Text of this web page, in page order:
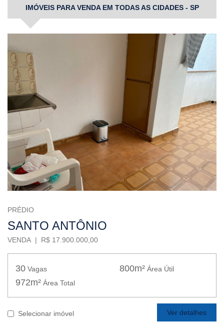
IMÓVEIS PARA VENDA EM TODAS AS CIDADES - SP
PRÉDIO
SANTO ANTÔNIO
VENDA | R$ 17.900.000,00
30 Vagas 800m² Área Útil
972m² Área Total
Selecionar imóvel Ver detalhes